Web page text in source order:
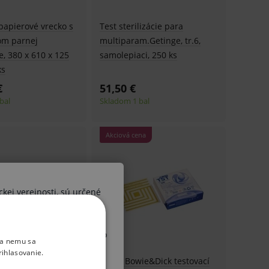
vrecko s
parnej
380 x 610 x 125
Test sterilizácie para
multiparam.Getinge, tr.6,
samolepiaci, 250 ks
51,50 €
Skladom 1 bal
para,
Akciová cena
EURO Bowie&Dick testovací
verejnosti, sú určené
osôb. V prípade, že by
alebo liečebného
Vás, že sa
nemu sa